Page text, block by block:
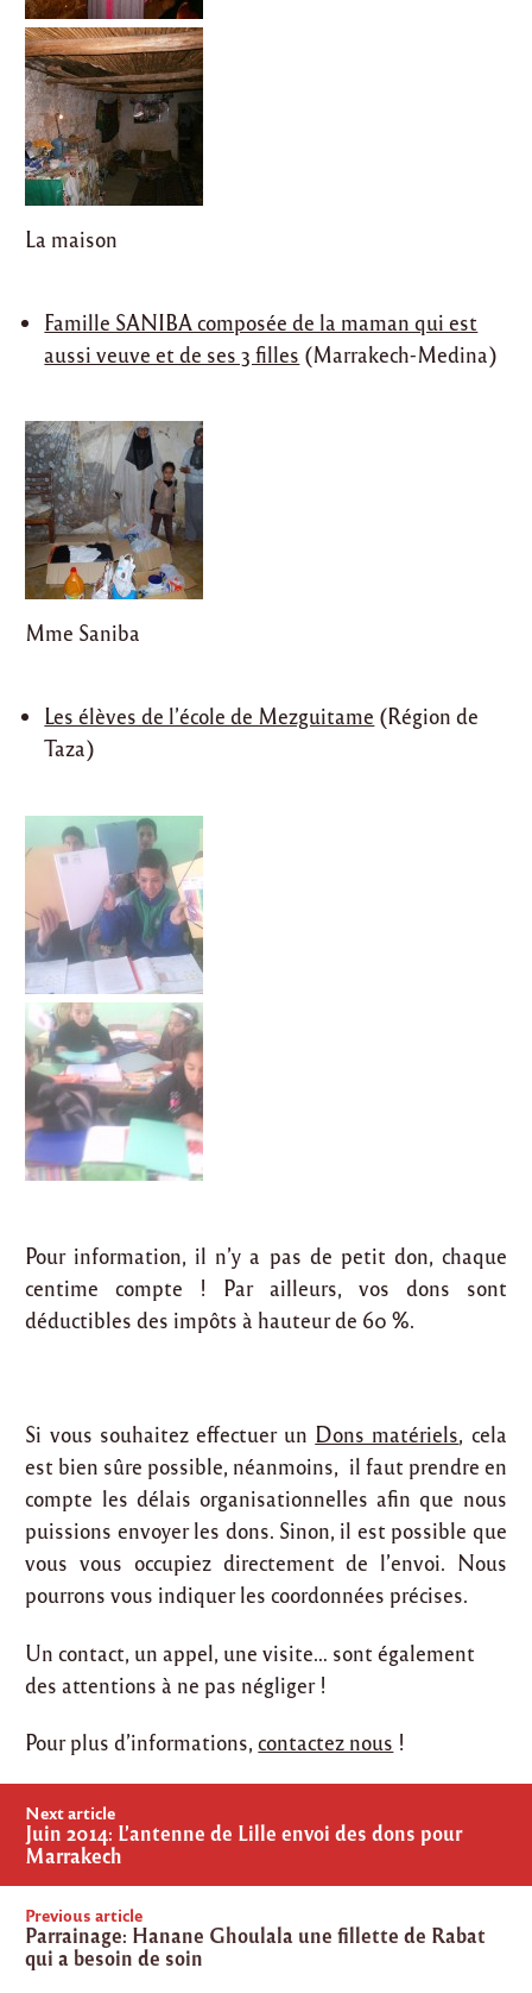
La maison
Famille SANIBA composée de la maman qui est
aussi veuve et de ses 3 filles (Marrakech-Medina)
Mme Saniba
Les élèves de l’école de Mezguitame (Région de
Taza)
Pour information, il n’y a pas de petit don, chaque
centime compte ! Par ailleurs, vos dons sont
déductibles des impôts à hauteur de 60 %.
Si vous souhaitez effectuer un Dons matériels, cela
est bien sûre possible, néanmoins, il faut prendre en
compte les délais organisationnelles afin que nous
puissions envoyer les dons. Sinon, il est possible que
vous vous occupiez directement de l’envoi. Nous
pourrons vous indiquer les coordonnées précises.
Un contact, un appel, une visite… sont également
des attentions à ne pas négliger !
Pour plus d’informations,contactez nous !
Post
navigation
Previous article
Parrainage: Hanane Ghoulala une fillette de Rabat
qui a besoin de soin
Next article
Juin 2014: L’antenne de Lille envoi des dons pour
Marrakech